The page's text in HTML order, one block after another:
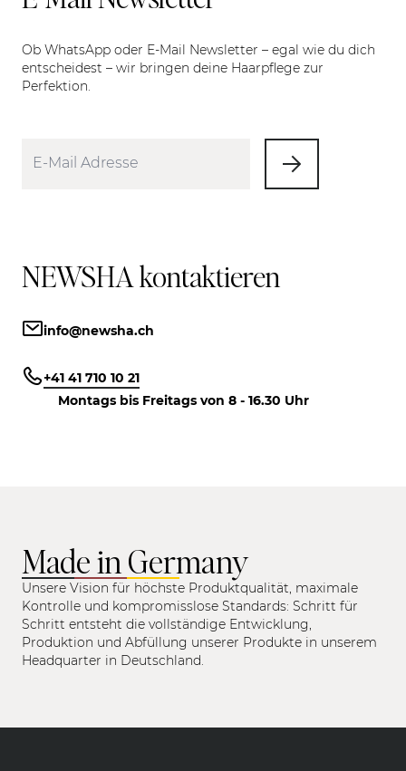
Ob WhatsApp oder E-Mail Newsletter – egal wie du dich
entscheidest – wir bringen deine Haarpflege zur
Perfektion.
NEWSHA kontaktieren
info@newsha.ch
+41 41 710 10 21
Montags bis Freitags von 8 - 16.30 Uhr
Made in Germany
Unsere Vision für höchste Produktqualität, maximale
Kontrolle und kompromisslose Standards: Schritt für
Schritt entsteht die vollständige Entwicklung,
Produktion und Abfüllung unserer Produkte in unserem
Headquarter in Deutschland.